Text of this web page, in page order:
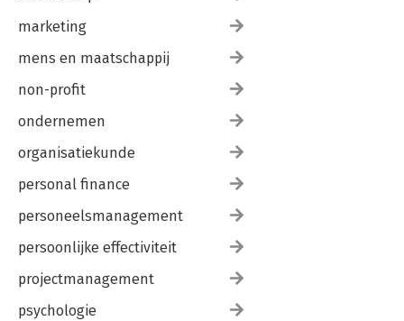
marketing
mens en maatschappij
non-profit
ondernemen
organisatiekunde
personal finance
personeelsmanagement
persoonlijke effectiviteit
projectmanagement
psychologie